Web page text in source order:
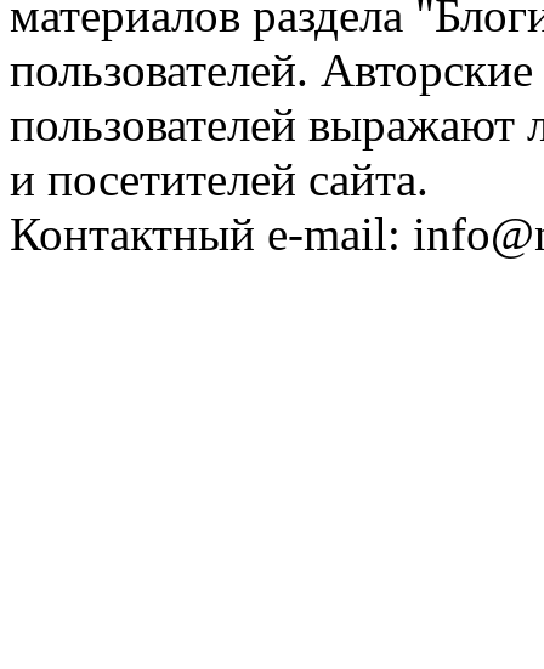
материалов раздела
пользователей.
пользователей выражают
и посетителей сайта.
Контактный e-mail: